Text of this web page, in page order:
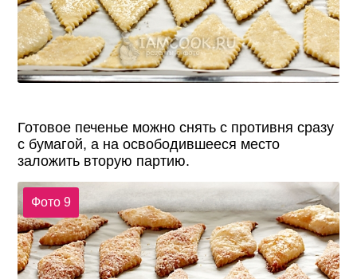
Готовое печенье можно снять с противня сразу
с бумагой, а на освободившееся место
заложить вторую партию.
Фото 9